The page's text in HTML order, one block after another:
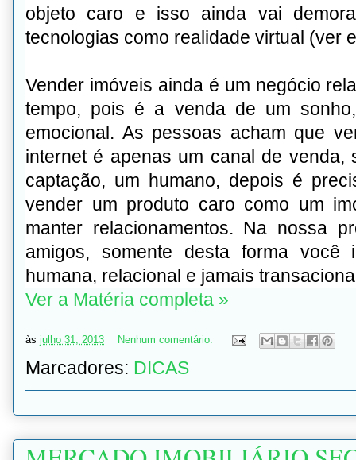
objeto caro e isso ainda vai
tecnologias como realidade virtual (ver
Vender imóveis ainda é um negócio
tempo, pois é a venda de um
emocional. As pessoas acham que
internet é apenas um canal de
captação, um humano, depois é
vender um produto caro como um
manter relacionamentos. Na nossa
amigos, somente desta forma você
humana, relacional e jamais
Ver a Matéria completa »
às julho 31, 2013 Nenhum comentário:
Marcadores: DICAS